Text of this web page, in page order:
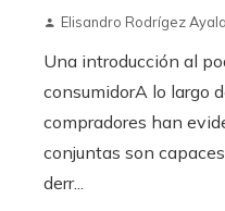
Elisandro Rodrígez Ayala
Una introducción al
consumidorA lo largo
compradores han
conjuntas son
derr...